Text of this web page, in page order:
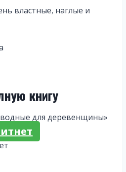
властные, наглые и
книгу
для деревенщины»